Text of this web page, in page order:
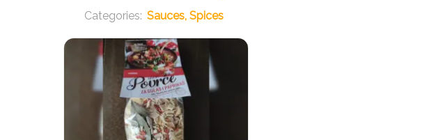
Sauces, Spices